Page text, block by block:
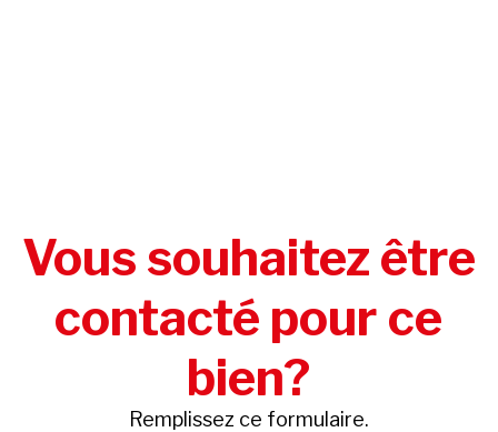
Vous souhaitez être
contacté pour ce
bien?
Remplissez ce formulaire.